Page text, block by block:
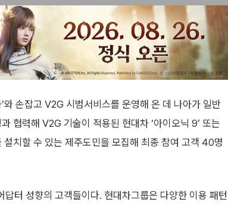
와 손잡고 V2G 시범서비스를 운영해 온 데 나아가 일반
협력해 V2G 기술이 적용된 현대차 ‘아이오닉 9’ 또는
치할 수 있는 제주도민을 모집해 최종 참여 고객 40명
터 성향의 고객들이다. 현대차그룹은 다양한 이용 패턴